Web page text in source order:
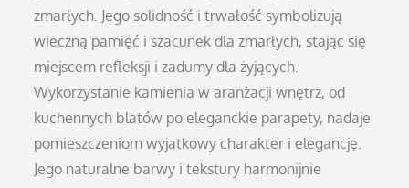
zmarłych. Jego solidność i trwałość symbolizują
wieczną pamięć i szacunek dla zmarłych, stając się
miejscem refleksji i zadumy dla żyjących.
Wykorzystanie kamienia w aranżacji wnętrz, od
kuchennych blatów po eleganckie parapety, nadaje
pomieszczeniom wyjątkowy charakter i elegancję.
Jego naturalne barwy i tekstury harmonijnie